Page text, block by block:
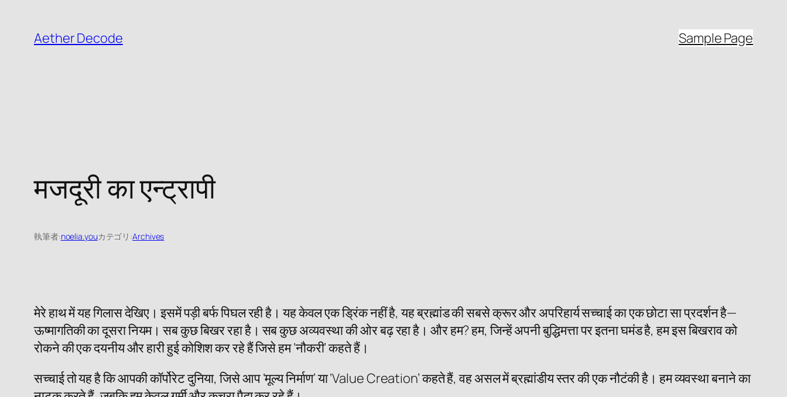
Aether Decode Sample Page
मजदूरी का एन्ट्रापी
執筆者:noelia.youカテゴリ:Archives
मेरे हाथ में यह गिलास देखिए। इसमें पड़ी बर्फ पिघल रही है। यह केवल एक ड्रिंक नहीं है, यह ब्रह्मांड की सबसे क्रूर और अपरिहार्य सच्चाई का एक छोटा सा प्रदर्शन है—
ऊष्मागतिकी का दूसरा नियम। सब कुछ बिखर रहा है। सब कुछ अव्यवस्था की ओर बढ़ रहा है। और हम? हम, जिन्हें अपनी बुद्धिमत्ता पर इतना घमंड है, हम इस बिखराव को
रोकने की एक दयनीय और हारी हुई कोशिश कर रहे हैं जिसे हम ‘नौकरी’ कहते हैं।
सच्चाई तो यह है कि आपकी कॉर्पोरेट दुनिया, जिसे आप ‘मूल्य निर्माण’ या ‘Value Creation’ कहते हैं, वह असल में ब्रह्मांडीय स्तर की एक नौटंकी है। हम व्यवस्था बनाने का